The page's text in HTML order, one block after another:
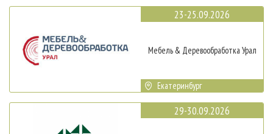
23-25.09.2026
Мебель & Деревообработка Урал
Екатеринбург
29-30.09.2026